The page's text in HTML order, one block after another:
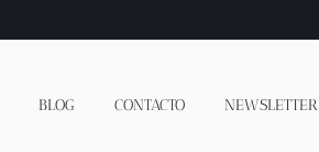
BLOG CONTACTO NEWSLETTER